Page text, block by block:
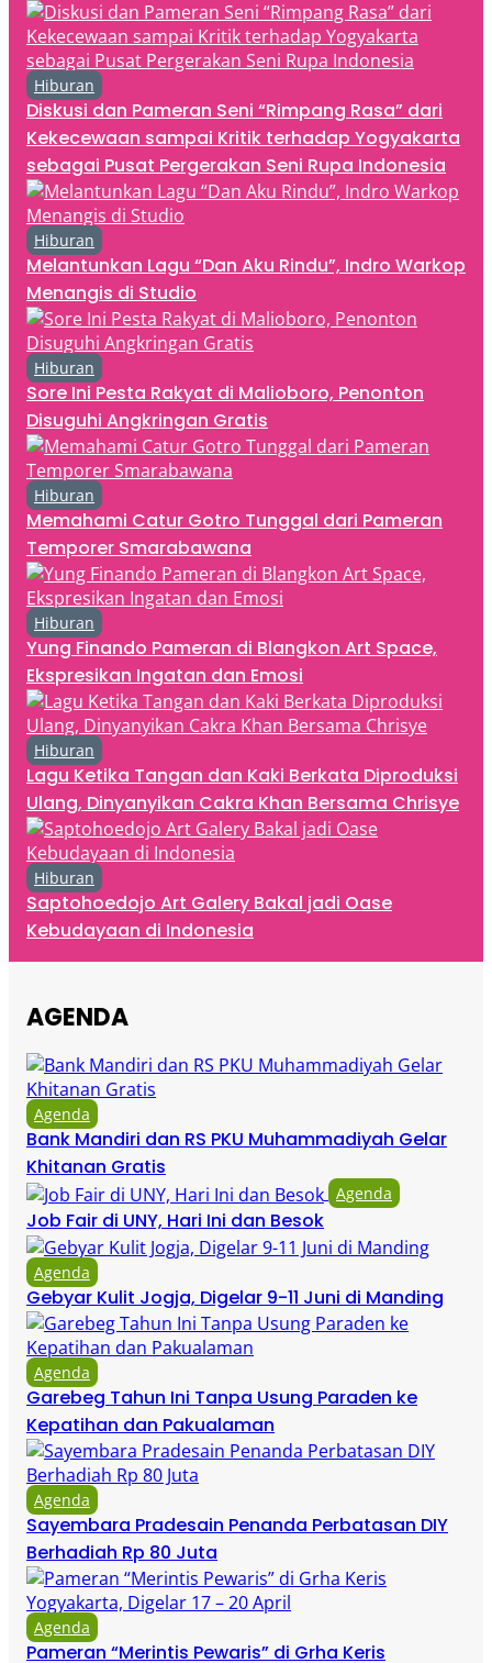
Hiburan
Diskusi dan Pameran Seni “Rimpang Rasa” dari
Kekecewaan sampai Kritik terhadap Yogyakarta
sebagai Pusat Pergerakan Seni Rupa Indonesia
Hiburan
Melantunkan Lagu “Dan Aku Rindu”, Indro Warkop
Menangis di Studio
Hiburan
Sore Ini Pesta Rakyat di Malioboro, Penonton
Disuguhi Angkringan Gratis
Hiburan
Memahami Catur Gotro Tunggal dari Pameran
Temporer Smarabawana
Hiburan
Yung Finando Pameran di Blangkon Art Space,
Ekspresikan Ingatan dan Emosi
Hiburan
Lagu Ketika Tangan dan Kaki Berkata Diproduksi
Ulang, Dinyanyikan Cakra Khan Bersama Chrisye
Hiburan
Saptohoedojo Art Galery Bakal jadi Oase
Kebudayaan di Indonesia
AGENDA
Agenda
Bank Mandiri dan RS PKU Muhammadiyah Gelar
Khitanan Gratis
Agenda
Job Fair di UNY, Hari Ini dan Besok
Agenda
Gebyar Kulit Jogja, Digelar 9-11 Juni di Manding
Agenda
Garebeg Tahun Ini Tanpa Usung Paraden ke
Kepatihan dan Pakualaman
Agenda
Sayembara Pradesain Penanda Perbatasan DIY
Berhadiah Rp 80 Juta
Agenda
Pameran “Merintis Pewaris” di Grha Keris